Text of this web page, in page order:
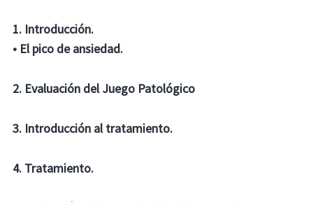
1. Introducción.
• El pico de ansiedad.
2. Evaluación del Juego Patológico
3. Introducción al tratamiento.
4. Tratamiento.